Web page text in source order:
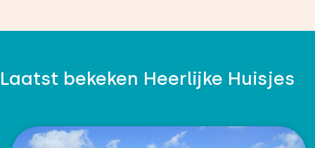
Laatst bekeken Heerlijke Huisjes